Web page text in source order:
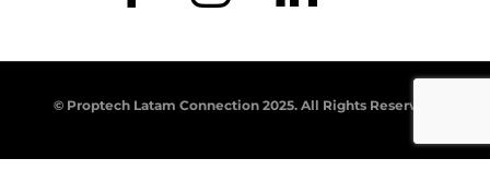
© Proptech Latam Connection 2025. All Rights Reserved.